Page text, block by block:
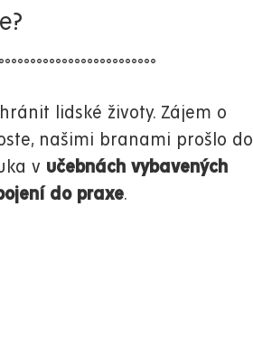
lidské životy. Zájem o
našimi branami prošlo do
v učebnách vybavených
do praxe.